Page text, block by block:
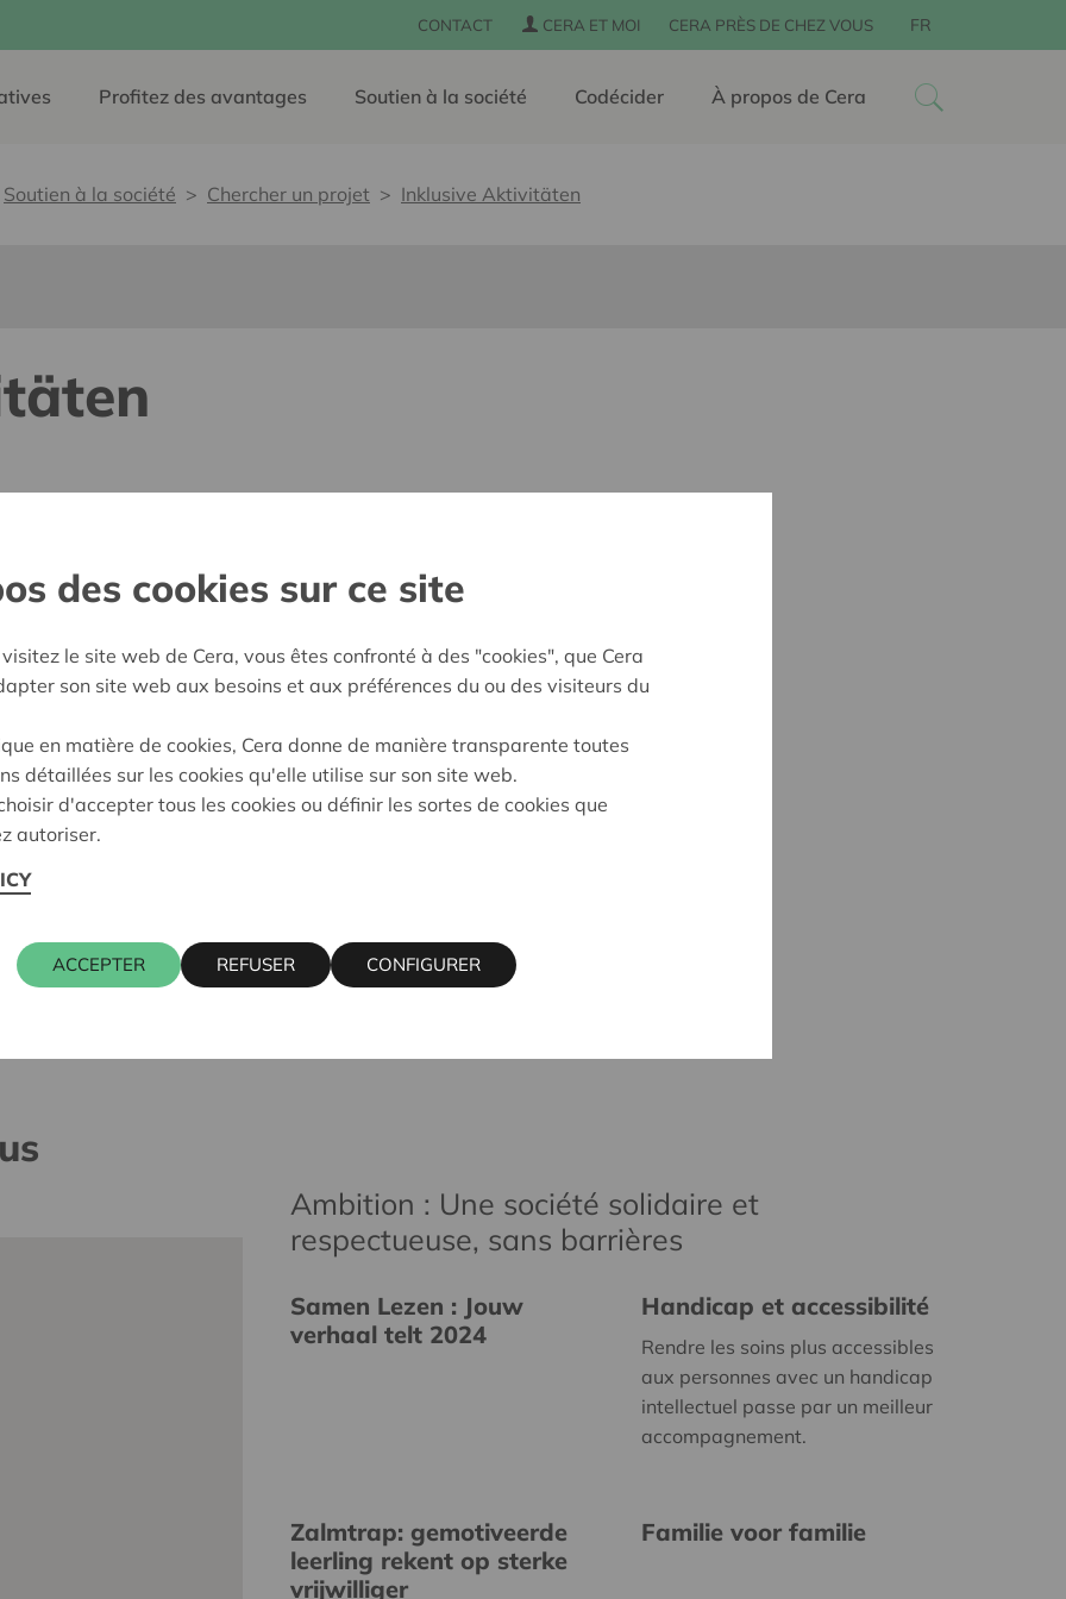
CONTACT CERA ET MOI CERA PRÈS DE CHEZ VOUS FR
Profitez des avantages Soutien à la société Codécider À propos de Cera
Soutien à la société Chercher un projet Inklusive Aktivitäten
sans barrières
En demande
Ambition : Une société solidaire et
respectueuse, sans barrières
Samen Lezen : Jouw
verhaal telt 2024
Handicap et accessibilité
Rendre les soins plus accessibles
aux personnes avec un handicap
intellectuel passe par un meilleur
accompagnement.
Zalmtrap: gemotiveerde
leerling rekent op sterke
vrijwilliger
Familie voor familie
des cookies sur ce site
le site web de Cera, vous êtes confronté à des "cookies", que Cera
son site web aux besoins et aux préférences du ou des visiteurs du
en matière de cookies, Cera donne de manière transparente toutes
détaillées sur les cookies qu'elle utilise sur son site web.
d'accepter tous les cookies ou définir les sortes de cookies que
autoriser.
ACCEPTER REFUSER CONFIGURER